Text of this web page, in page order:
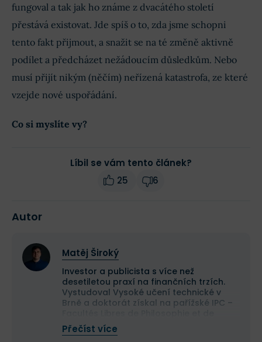
fungoval a tak jak ho známe z dvacátého století
přestává existovat. Jde spíš o to, zda jsme schopni
tento fakt přijmout, a snažit se na té změně aktivně
podílet a předcházet nežádoucím důsledkům. Nebo
musí přijít nikým (něčím) neřízená katastrofa, ze které
vzejde nové uspořádání.
Co si myslíte vy?
Líbil se vám tento článek?
25
6
Autor
Matěj Široký
Investor a publicista s více než
desetiletou praxí na finančních trzích.
Vystudoval Vysoké učení technické v
Brně a doktorát získal na pařížské IPC –
Psychologie. Ve své investiční praxi se
zaměřuje na hodnotové investování,
Přečíst více